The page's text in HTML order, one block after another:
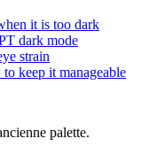
it is too dark
dark mode
strain
keep it manageable
palette.